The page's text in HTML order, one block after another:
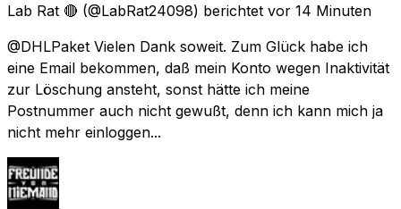
Lab Rat 🔴 (@LabRat24098) berichtet vor 14 Minuten
@DHLPaket Vielen Dank soweit. Zum Glück habe ich
eine Email bekommen, daß mein Konto wegen Inaktivität
zur Löschung ansteht, sonst hätte ich meine
Postnummer auch nicht gewußt, denn ich kann mich ja
nicht mehr einloggen...